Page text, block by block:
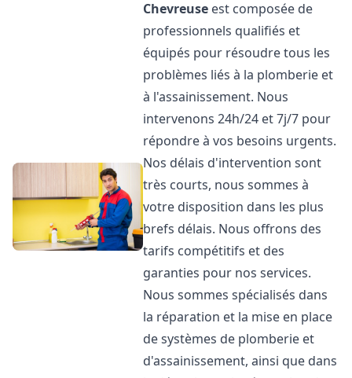
Chevreuse est composée de
professionnels qualifiés et
équipés pour résoudre tous les
problèmes liés à la plomberie et
à l'assainissement. Nous
intervenons 24h/24 et 7j/7 pour
répondre à vos besoins urgents.
Nos délais d'intervention sont
très courts, nous sommes à
votre disposition dans les plus
brefs délais. Nous offrons des
tarifs compétitifs et des
garanties pour nos services.
Nous sommes spécialisés dans
la réparation et la mise en place
de systèmes de plomberie et
d'assainissement, ainsi que dans